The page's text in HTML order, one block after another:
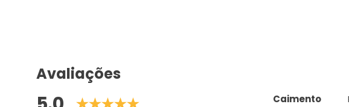
Avaliações
Caimento